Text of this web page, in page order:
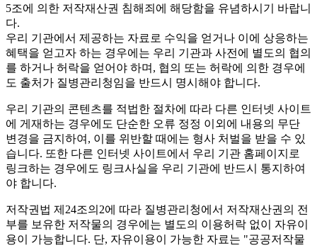
5조에 의한 저작재산권 침해죄에 해당함을 유념하시기 바랍니
다.
우리 기관에서 제공하는 자료로 수익을 얻거나 이에 상응하는
혜택을 얻고자 하는 경우에는 우리 기관과 사전에 별도의 협의
를 하거나 허락을 얻어야 하며, 협의 또는 허락에 의한 경우에
도 출처가 질병관리청임을 반드시 명시해야 합니다.
우리 기관의 콘텐츠를 적법한 절차에 따라 다른 인터넷 사이트
에 게재하는 경우에도 단순한 오류 정정 이외에 내용의 무단
변경을 금지하여, 이를 위반할 때에는 형사 처벌을 받을 수 있
습니다. 또한 다른 인터넷 사이트에서 우리 기관 홈페이지로
링크하는 경우에도 링크사실을 우리 기관에 반드시 통지하여
야 합니다.
저작권법 제24조의2에 따라 질병관리청에서 저작재산권의 전
부를 보유한 저작물의 경우에는 별도의 이용허락 없이 자유이
용이 가능합니다. 단, 자유이용이 가능한 자료는 "공공저작물